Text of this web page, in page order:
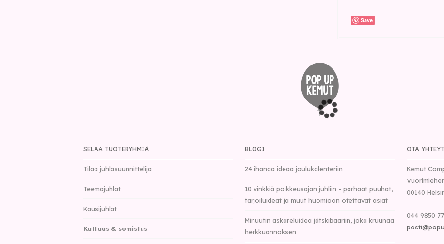
Save
SELAA TUOTERYHMIÄ
Tilaa juhlasuunnittelija
Teemajuhlat
Kausijuhlat
Kattaus & somistus
BLOGI
24 ihanaa ideaa joulukalenteriin
10 vinkkiä poikkeusajan juhliin - parhaat puuhat,
tarjoiluideat ja muut huomioon otettavat asiat
Minuutin askareluidea jätskibaariin, joka kruunaa
herkkuannoksen
OTA
Kemut
00140
044 9850